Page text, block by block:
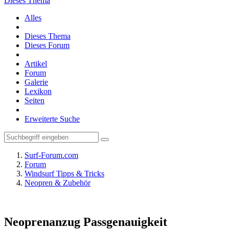
Alles
Dieses Thema
Dieses Forum
Artikel
Forum
Galerie
Lexikon
Seiten
Erweiterte Suche
Surf-Forum.com
Forum
Windsurf Tipps & Tricks
Neopren & Zubehör
Neoprenanzug Passgenauigkeit